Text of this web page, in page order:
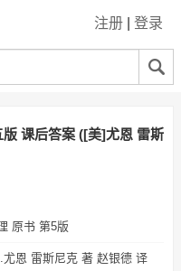
注册 登录
课后答案 ([美]尤恩 雷斯
原书 第5版
尤恩 雷斯尼克 著 赵银德 译